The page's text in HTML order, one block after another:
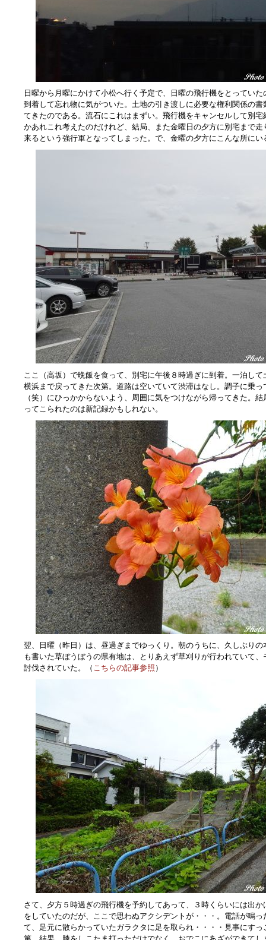
日曜から月曜にかけて小松へ行く予定で、日曜の飛行機をとってい
到着して忘れ物に気がついた。土地の引き渡しに必要な権利関係の
てきたのである。流石にこれはまずい。飛行機をキャンセルして別
かあれこれ考えたのだけれど、結局、また金曜日の夕方に別宅まで
来るという強行軍となってしまった。で、金曜の夕方にこんな所にい
ここ（高坂）で晩飯を食って、別宅に午後８時過ぎに到着。一泊し
横浜まで戻ってきた次第。道路は空いていて渋滞はなし。調子に乗
（笑）にひっかからないよう、周囲に気をつけながら帰ってきた。
ってこられたのは新記録かもしれない。
翌、日曜（昨日）は、昼過ぎまでゆっくり。朝のうちに、久しぶり
も書いた草ぼうぼうの県有地は、とりあえず草刈りが行われていて
討伐されていた。（こちらの記事参照）
さて、夕方５時過ぎの飛行機を予約してあって、３時くらいには出
をしていたのだが、ここで思わぬアクシデントが・・・。電話が鳴
て、足元に散らかっていたガラクタに足を取られ・・・・見事にす